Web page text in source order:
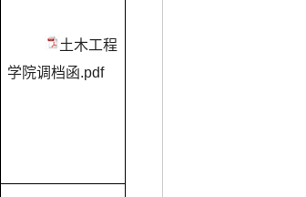
土木工程
学院调档函.pdf